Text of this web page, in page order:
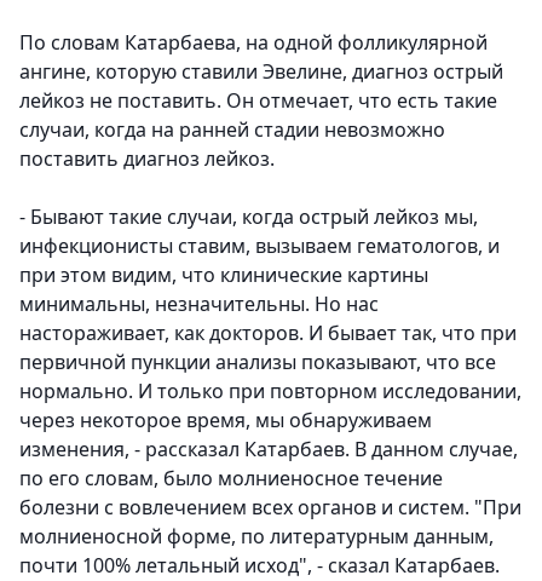
По словам Катарбаева, на одной фолликулярной
ангине, которую ставили Эвелине, диагноз острый
лейкоз не поставить. Он отмечает, что есть такие
случаи, когда на ранней стадии невозможно
поставить диагноз лейкоз.
- Бывают такие случаи, когда острый лейкоз мы,
инфекционисты ставим, вызываем гематологов, и
при этом видим, что клинические картины
минимальны, незначительны. Но нас
настораживает, как докторов. И бывает так, что при
первичной пункции анализы показывают, что все
нормально. И только при повторном исследовании,
через некоторое время, мы обнаруживаем
изменения, - рассказал Катарбаев. В данном случае,
по его словам, было молниеносное течение
болезни с вовлечением всех органов и систем. "При
молниеносной форме, по литературным данным,
почти 100% летальный исход", - сказал Катарбаев.